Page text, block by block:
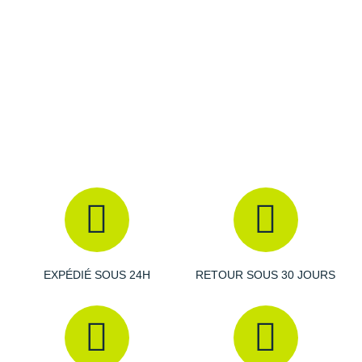
Tige de la Experience Form
: En mesh technique, elle
assure une bonne
et un ajustement précis
offrant à la fois confort et flexibilité pendant la course.
Semelle extérieure de la Experience Form: La semelle
extérieure en caoutchouc garantit une adhérence durable
et une traction optimale sur diverses surfaces.
EXPÉDIÉ SOUS 24H RETOUR SOUS 30 JOURS